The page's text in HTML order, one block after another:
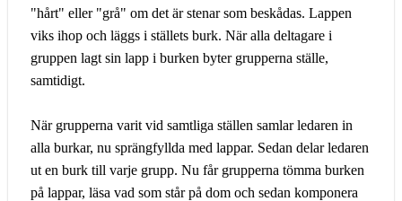
"hårt" eller "grå" om det är stenar som beskådas. Lappen
viks ihop och läggs i ställets burk. När alla deltagare i
gruppen lagt sin lapp i burken byter grupperna ställe,
samtidigt.
När grupperna varit vid samtliga ställen samlar ledaren in
alla burkar, nu sprängfyllda med lappar. Sedan delar ledaren
ut en burk till varje grupp. Nu får grupperna tömma burken
på lappar, läsa vad som står på dom och sedan komponera